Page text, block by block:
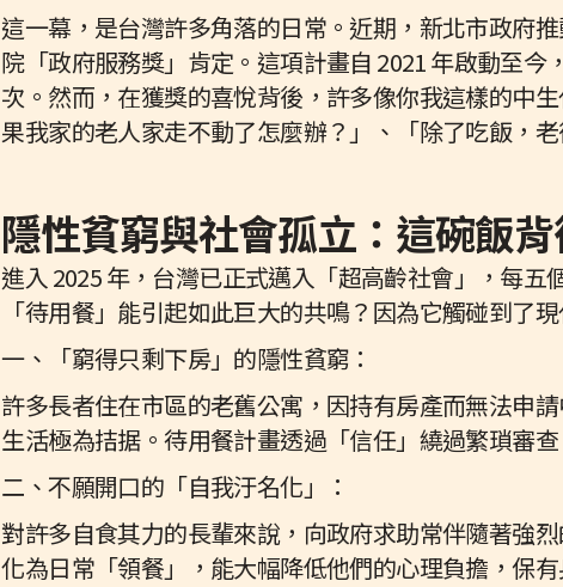
這一幕，是台灣許多角落的日常。近期，新北市政府
院「政府服務獎」肯定。這項計畫自 2021 年啟動至今
次。然而，在獲獎的喜悅背後，許多像你我這樣的中
果我家的老人家走不動了怎麼辦？」、「除了吃飯，
隱性貧窮與社會孤立：這碗飯
進入 2025 年，台灣已正式邁入「超高齡社會」，每
「待用餐」能引起如此巨大的共鳴？因為它觸碰到了
一、「窮得只剩下房」的隱性貧窮：
許多長者住在市區的老舊公寓，因持有房產而無法申
生活極為拮据。待用餐計畫透過「信任」繞過繁瑣審
二、不願開口的「自我汙名化」：
對許多自食其力的長輩來說，向政府求助常伴隨著強
化為日常「領餐」，能大幅降低他們的心理負擔，保有